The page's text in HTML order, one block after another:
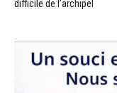
difficile de l’archipel